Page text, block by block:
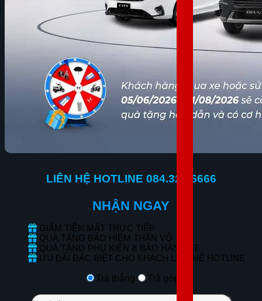
LIÊN HỆ HOTLINE 084.323.6666
NHẬN NGAY
GIẢM TIỀN MẶT TRỰC TIẾP
QUÀ TẶNG BẢO HIỂM THÂN VỎ
QUÀ TẶNG PHỤ KIỆN & BẢO HÀNH XE
ƯU ĐÃI ĐẶC BIỆT CHO KHÁCH LIÊN HỆ HOTLINE
Trả thẳng Trả góp